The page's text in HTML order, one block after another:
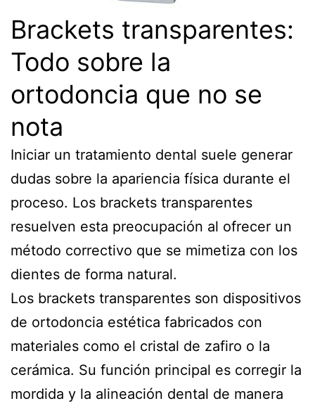
Brackets transparentes:
Todo sobre la
ortodoncia que no se
nota
Iniciar un tratamiento dental suele generar
dudas sobre la apariencia física durante el
proceso. Los brackets transparentes
resuelven esta preocupación al ofrecer un
método correctivo que se mimetiza con los
dientes de forma natural.
Los brackets transparentes son dispositivos
de ortodoncia estética fabricados con
materiales como el cristal de zafiro o la
cerámica. Su función principal es corregir la
mordida y la alineación dental de manera